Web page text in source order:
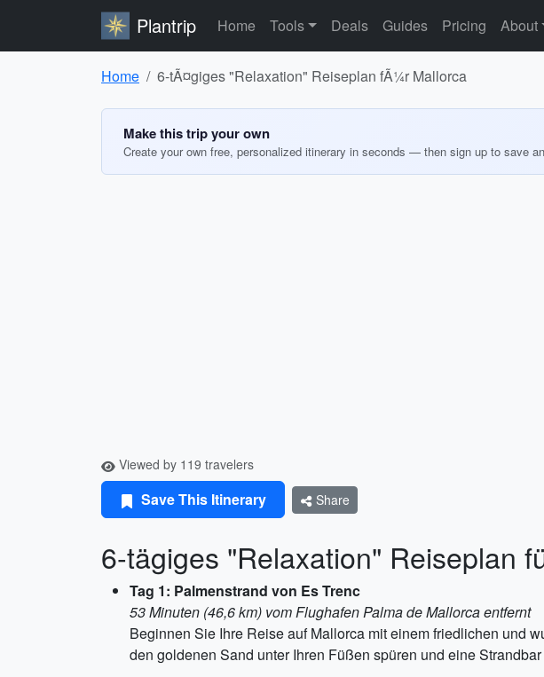
Plantrip Home Tools Deals Guides Pricing About
Home 6-tÃ¤giges "Relaxation" Reiseplan fÃ¼r Mallorca
Make this trip your own
Create your own free, personalized itinerary in seconds — then sign up to save
Viewed by 119 travelers
Save This Itinerary Share
6-tägiges "Relaxation" Reiseplan
Tag 1: Palmenstrand von Es Trenc
53 Minuten (46,6 km) vom Flughafen Palma de Mallorca entfernt
Beginnen Sie Ihre Reise auf Mallorca mit einem friedlichen und
den goldenen Sand unter Ihren Füßen spüren und eine